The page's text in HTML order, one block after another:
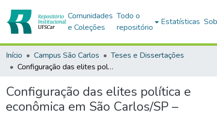
Comunidades
e Coleções
Todo o
repositório
Estatísticas
Início Campus São Carlos
Teses e Dissertações
Configuração das elites política e econômica em São Carlos/SP – 1873 a 1904
Configuração das elites política e
econômica em São Carlos/SP –